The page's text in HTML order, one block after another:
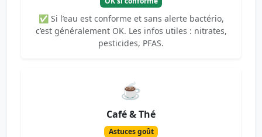
✅ Si l’eau est conforme et sans alerte bactério,
c’est généralement OK. Les infos utiles : nitrates,
pesticides, PFAS.
☕
Café & Thé
Astuces goût